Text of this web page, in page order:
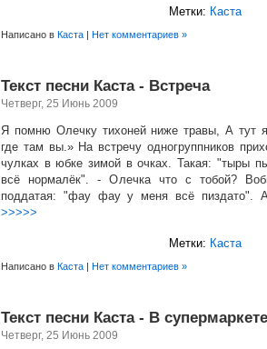
Метки: Каста
Написано в Каста | Нет комментариев »
Текст песни Каста - Встреча
Четверг, 25 Июнь 2009
Я помню Олечку тихоней ниже травы, А тут
где там вы.» На встречу одногруппников
чулках в юбке зимой в очках. Такая: "тыры
всё нормалёк". - Олечка что с тобой?
поддатая: "фау фау у меня всё пиздато".
>>>>>
Метки: Каста
Написано в Каста | Нет комментариев »
Текст песни Каста - В супермаркете
Четверг, 25 Июнь 2009